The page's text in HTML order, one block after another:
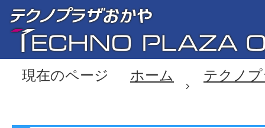
現在のページ ホーム テクノ